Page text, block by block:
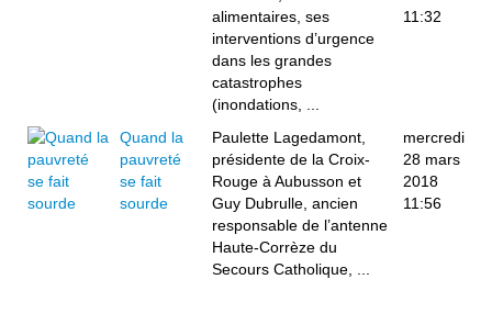
alimentaires, ses
interventions d’urgence
dans les grandes
catastrophes
(inondations, ...
11:32
Quand la
pauvreté
se fait
sourde
Paulette Lagedamont,
présidente de la Croix-
Rouge à Aubusson et
Guy Dubrulle, ancien
responsable de l’antenne
Haute-Corrèze du
Secours Catholique, ...
mercredi
28 mars
2018
11:56